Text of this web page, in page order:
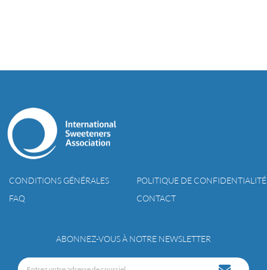
CONDITIONS GÉNÉRALES
POLITIQUE DE CONFIDENTIALITÉ
FAQ
CONTACT
ABONNEZ-VOUS À NOTRE NEWSLETTER